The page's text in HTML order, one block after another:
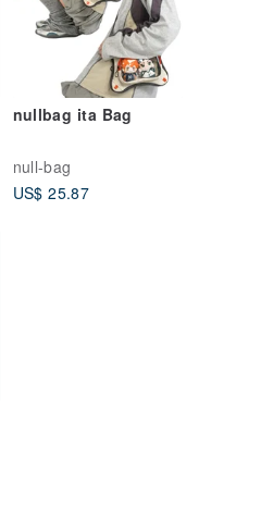
nullbag ita Bag
null-bag
US$ 25.87